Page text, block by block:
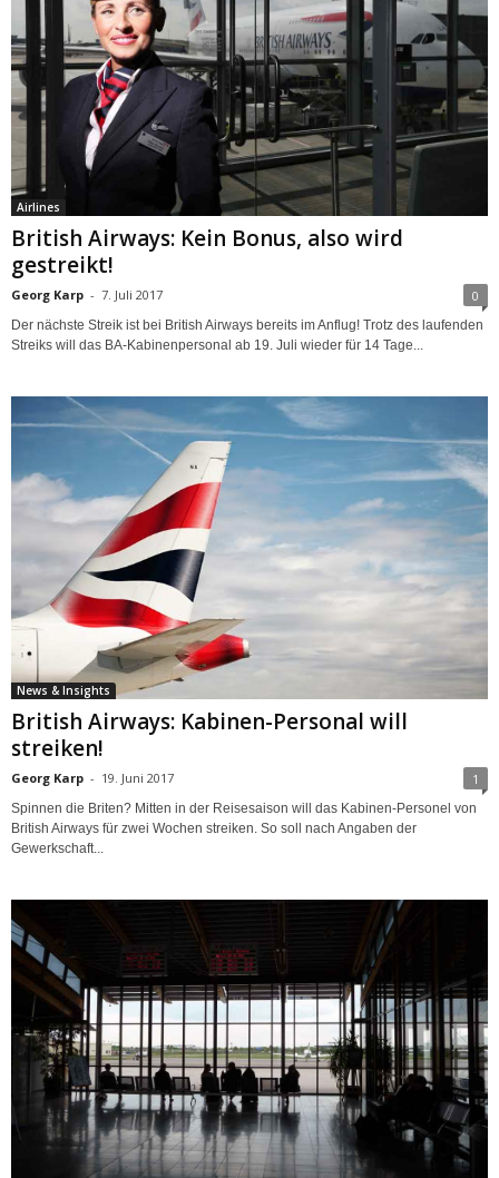
Airlines
British Airways: Kein Bonus, also wird
gestreikt!
Georg Karp - 7. Juli 2017 0
Der nächste Streik ist bei British Airways bereits im Anflug! Trotz des laufenden
Streiks will das BA-Kabinenpersonal ab 19. Juli wieder für 14 Tage...
News & Insights
British Airways: Kabinen-Personal will
streiken!
Georg Karp - 19. Juni 2017 1
Spinnen die Briten? Mitten in der Reisesaison will das Kabinen-Personel von
British Airways für zwei Wochen streiken. So soll nach Angaben der
Gewerkschaft...